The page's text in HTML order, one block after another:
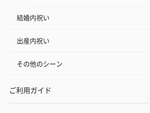
結婚内祝い
出産内祝い
その他のシーン
ご利用ガイド